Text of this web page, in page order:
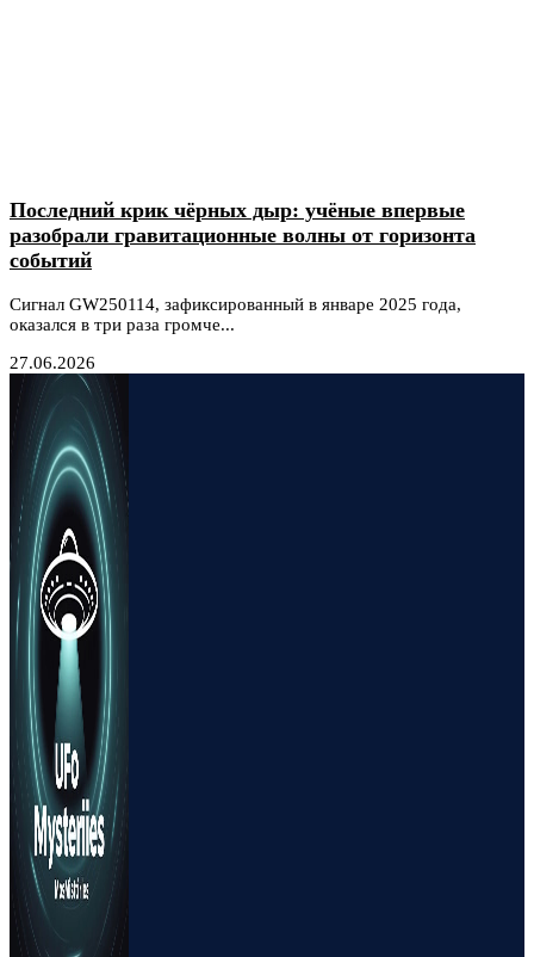
Последний крик чёрных дыр: учёные впервые
разобрали гравитационные волны от горизонта
событий
Сигнал GW250114, зафиксированный в январе 2025 года,
оказался в три раза громче...
27.06.2026